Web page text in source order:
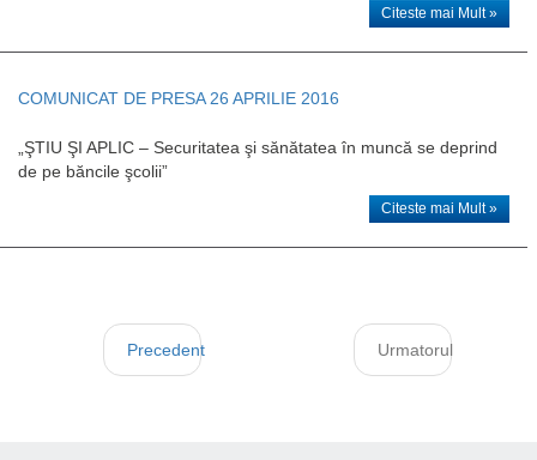
Citeste mai Mult »
COMUNICAT DE PRESA 26 APRILIE 2016
„ŞTIU ŞI APLIC – Securitatea şi sănătatea în muncă se deprind
de pe băncile şcolii”
Citeste mai Mult »
Precedent Urmatorul